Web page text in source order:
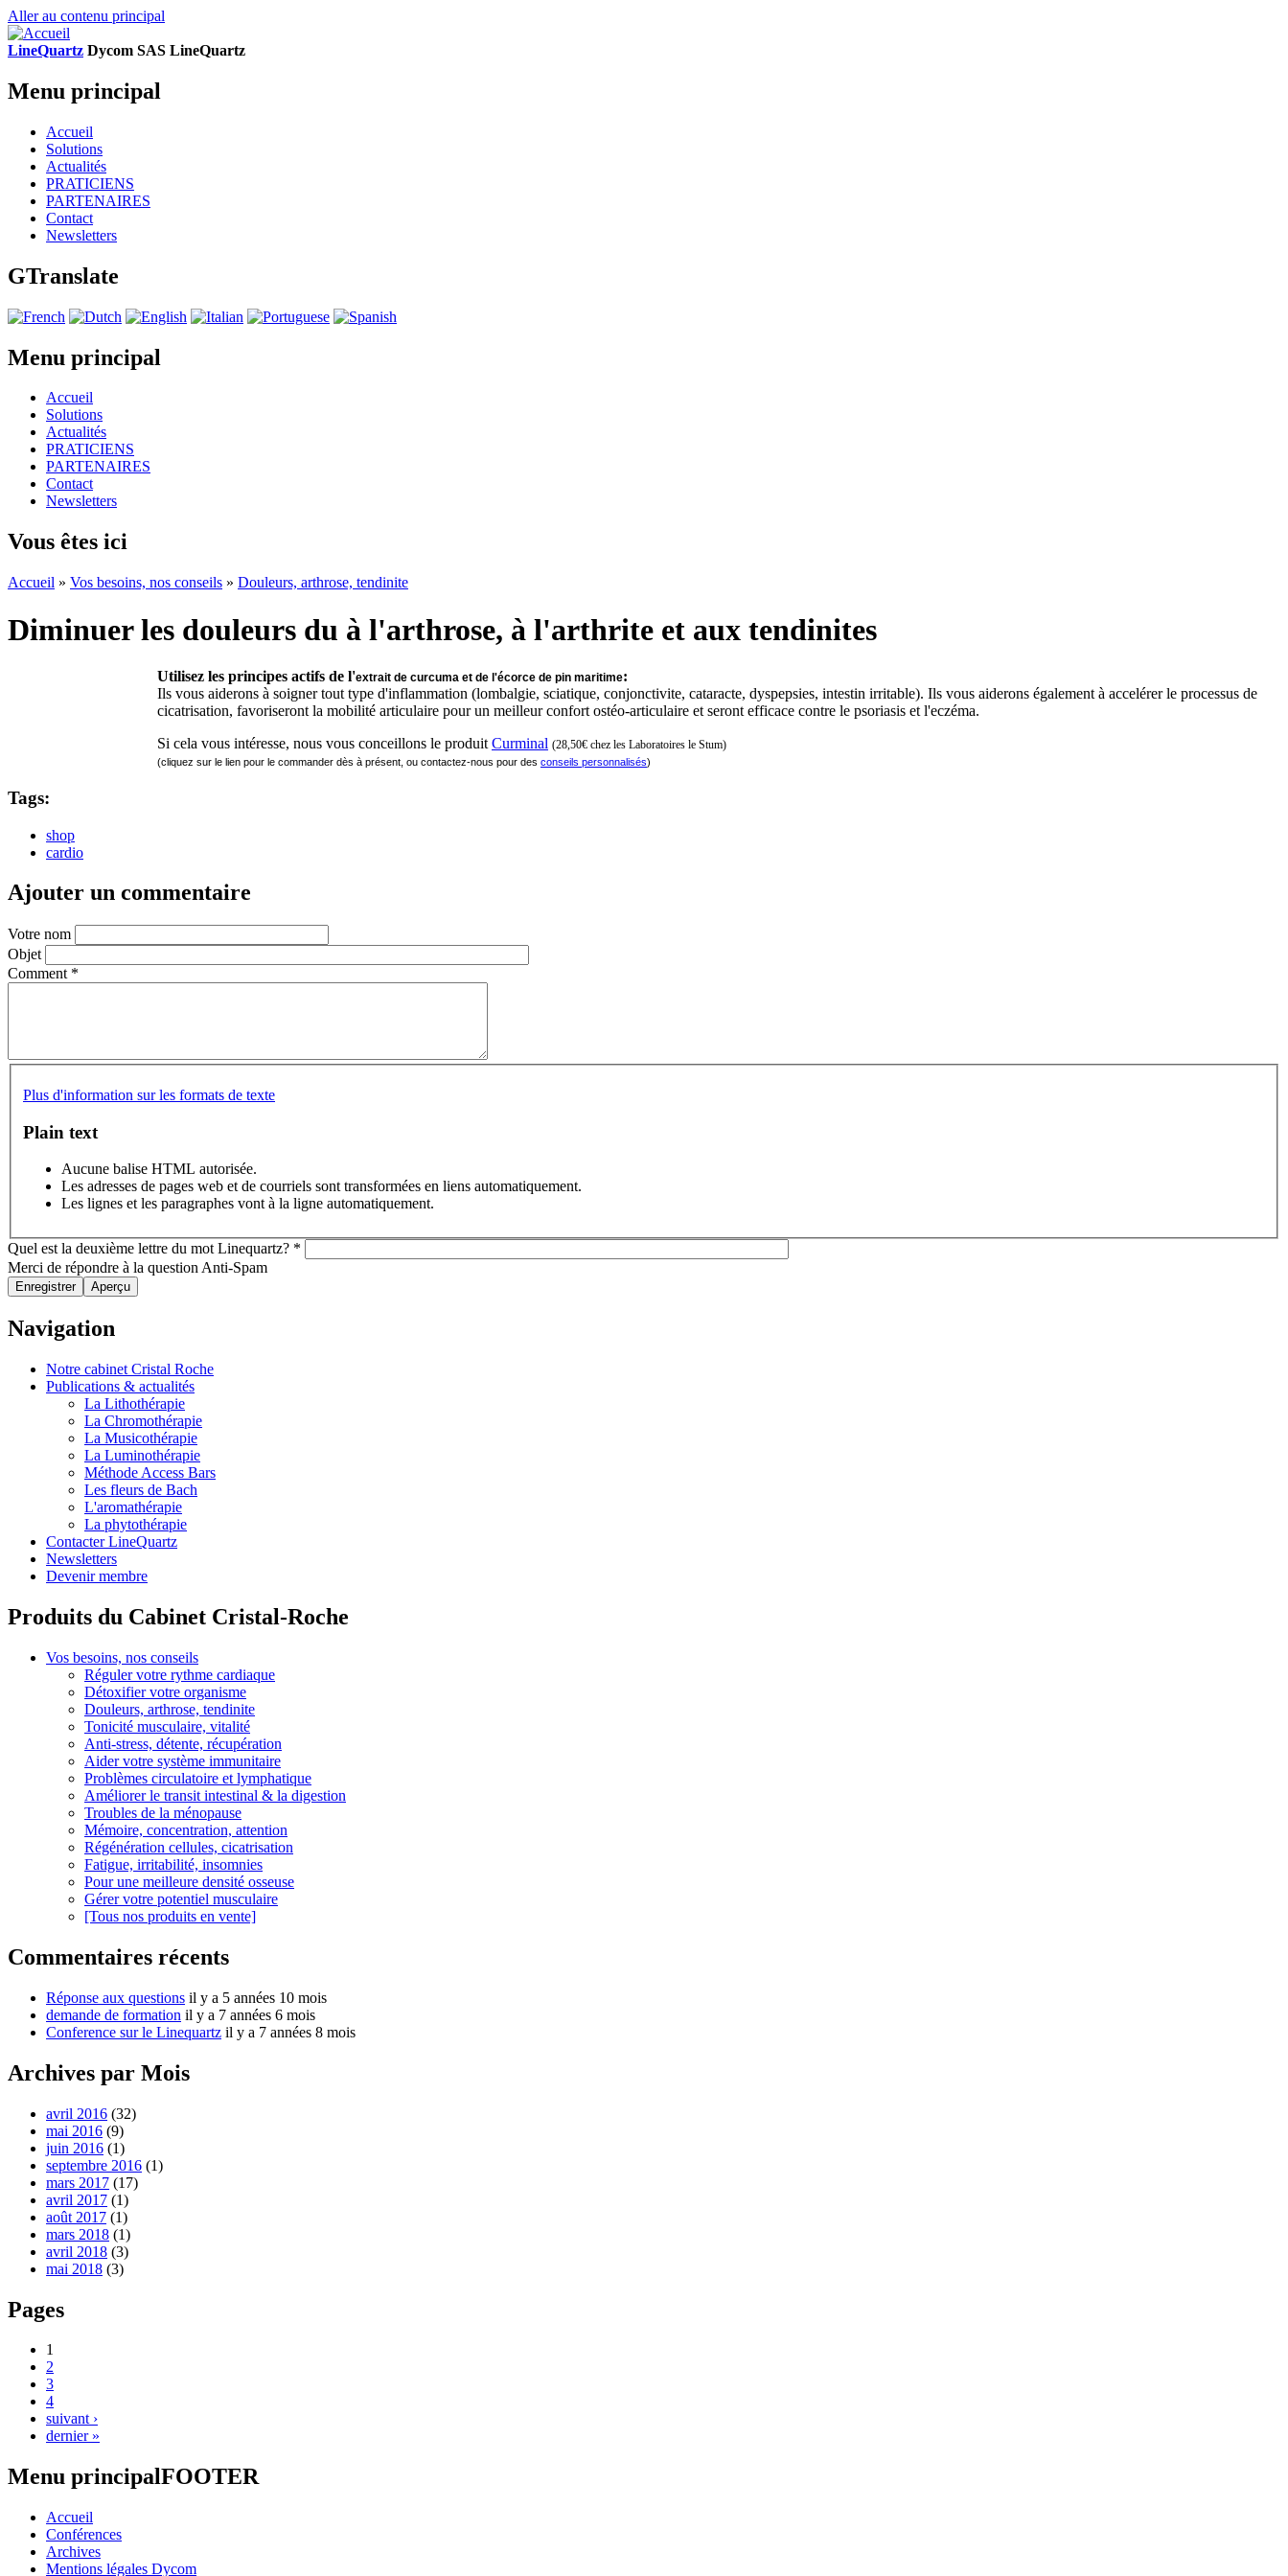
Aller au contenu principal
LineQuartz Dycom SAS LineQuartz
Menu principal
Accueil
Solutions
Actualités
PRATICIENS
PARTENAIRES
Contact
Newsletters
GTranslate
Menu principal
Accueil
Solutions
Actualités
PRATICIENS
PARTENAIRES
Contact
Newsletters
Vous êtes ici
Accueil » Vos besoins, nos conseils » Douleurs, arthrose, tendinite
Diminuer les douleurs du à l'arthrose, à l'arthrite et aux tendinites
Utilisez les principes actifs de l'extrait de curcuma et de l'écorce de pin maritime:
Ils vous aiderons à soigner tout type d'inflammation (lombalgie, sciatique, conjonctivite, cataracte, dyspepsies, intestin irritable). Ils vous aiderons également à accelérer le processus de
cicatrisation, favoriseront la mobilité articulaire pour un meilleur confort ostéo-articulaire et seront efficace contre le psoriasis et l'eczéma.
Si cela vous intéresse, nous vous conceillons le produit Curminal (28,50€ chez les Laboratoires le Stum)
(cliquez sur le lien pour le commander dès à présent, ou contactez-nous pour des conseils personnalisés)
Tags:
shop
cardio
Ajouter un commentaire
Votre nom
Objet
Comment *
Plus d'information sur les formats de texte
Plain text
Aucune balise HTML autorisée.
Les adresses de pages web et de courriels sont transformées en liens automatiquement.
Les lignes et les paragraphes vont à la ligne automatiquement.
Quel est la deuxième lettre du mot Linequartz? *
Merci de répondre à la question Anti-Spam
Navigation
Notre cabinet Cristal Roche
Publications & actualités
La Lithothérapie
La Chromothérapie
La Musicothérapie
La Luminothérapie
Méthode Access Bars
Les fleurs de Bach
L'aromathérapie
La phytothérapie
Contacter LineQuartz
Newsletters
Devenir membre
Produits du Cabinet Cristal-Roche
Vos besoins, nos conseils
Réguler votre rythme cardiaque
Détoxifier votre organisme
Douleurs, arthrose, tendinite
Tonicité musculaire, vitalité
Anti-stress, détente, récupération
Aider votre système immunitaire
Problèmes circulatoire et lymphatique
Améliorer le transit intestinal & la digestion
Troubles de la ménopause
Mémoire, concentration, attention
Régénération cellules, cicatrisation
Fatigue, irritabilité, insomnies
Pour une meilleure densité osseuse
Gérer votre potentiel musculaire
[Tous nos produits en vente]
Commentaires récents
Réponse aux questions il y a 5 années 10 mois
demande de formation il y a 7 années 6 mois
Conference sur le Linequartz il y a 7 années 8 mois
Archives par Mois
avril 2016 (32)
mai 2016 (9)
juin 2016 (1)
septembre 2016 (1)
mars 2017 (17)
avril 2017 (1)
août 2017 (1)
mars 2018 (1)
avril 2018 (3)
mai 2018 (3)
Pages
1
2
3
4
suivant ›
dernier »
Menu principalFOOTER
Accueil
Conférences
Archives
Mentions légales Dycom